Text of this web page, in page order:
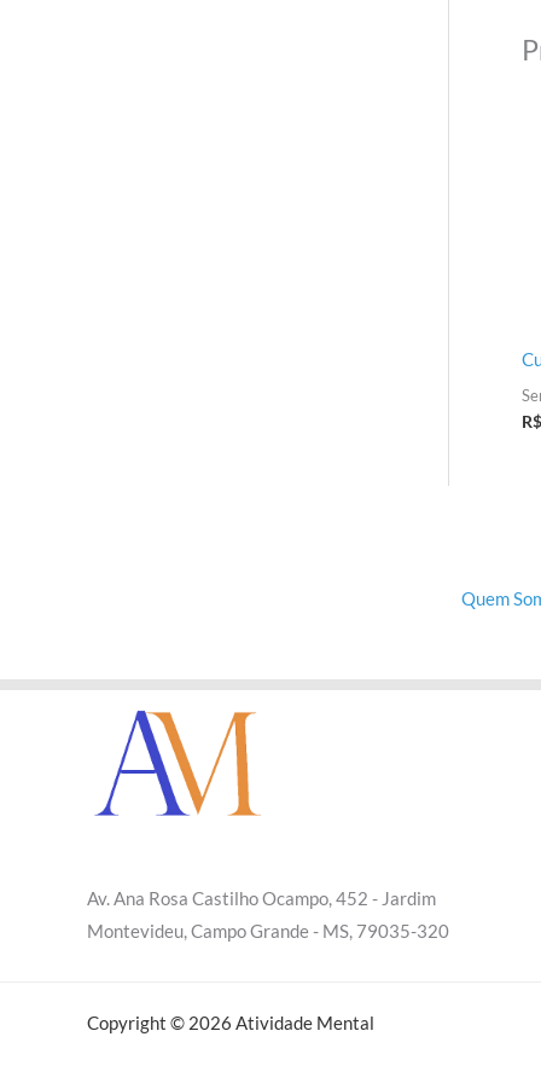
R$
Quem
Av. Ana Rosa Castilho Ocampo, 452 - Jardim
Montevideu, Campo Grande - MS, 79035-320
Copyright © 2026 Atividade Mental